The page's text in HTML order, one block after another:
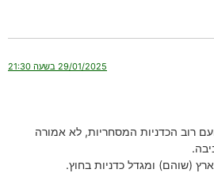
29/01/2025 בשעה 21:30
רוב הכדניות המסחריות, לא אמורה
(שוהם) ומגדל כדניות בחוץ.